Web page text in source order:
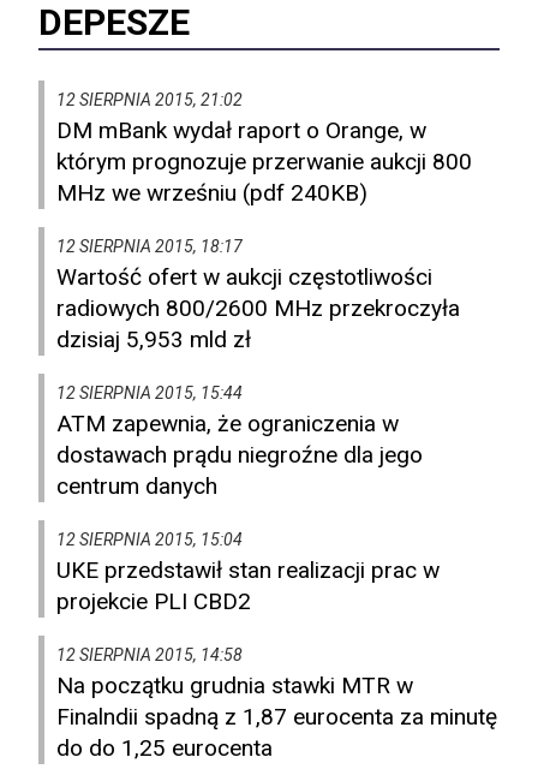
DEPESZE
12 SIERPNIA 2015, 21:02
DM mBank wydał raport o Orange, w
którym prognozuje przerwanie aukcji 800
MHz we wrześniu (pdf 240KB)
12 SIERPNIA 2015, 18:17
Wartość ofert w aukcji częstotliwości
radiowych 800/2600 MHz przekroczyła
dzisiaj 5,953 mld zł
12 SIERPNIA 2015, 15:44
ATM zapewnia, że ograniczenia w
dostawach prądu niegroźne dla jego
centrum danych
12 SIERPNIA 2015, 15:04
UKE przedstawił stan realizacji prac w
projekcie PLI CBD2
12 SIERPNIA 2015, 14:58
Na początku grudnia stawki MTR w
Finalndii spadną z 1,87 eurocenta za minutę
do do 1,25 eurocenta